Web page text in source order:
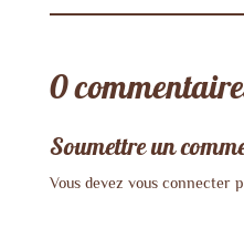
0
Soumettre un
Vous devez vous connecter